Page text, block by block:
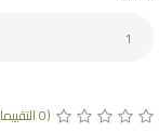
(0 التقييمات)